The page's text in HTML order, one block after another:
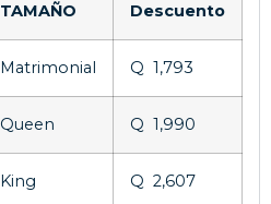
TAMAÑO Descuento
Matrimonial Q 1,793
Queen Q 1,990
King Q 2,607